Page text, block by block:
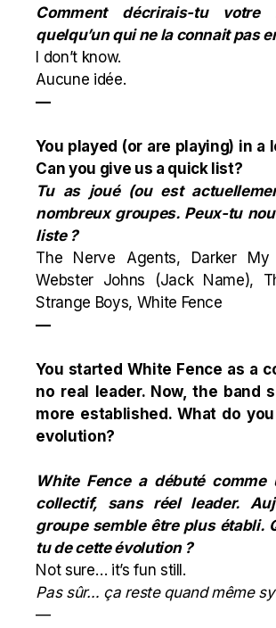
Comment décrirais-tu votre
quelqu’un qui ne la connait pas
I don’t know.
Aucune idée.
—
You played (or are playing) in a
Can you give us a quick list?
Tu as joué (ou est
nombreux groupes. Peux-tu
liste ?
The Nerve Agents, Darker My
Webster Johns (Jack Name),
Strange Boys, White Fence
—
You started White Fence as a
no real leader. Now, the band
more established. What do
evolution?
White Fencea débuté comme
collectif, sans réel leader.
groupe semble être plus établi.
tu de cette évolution ?
Not sure… it’s fun still.
Pas sûr… ça reste quand même
—